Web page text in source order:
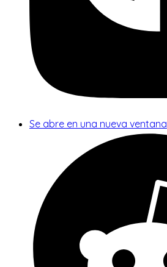
Se abre en una nueva ventana